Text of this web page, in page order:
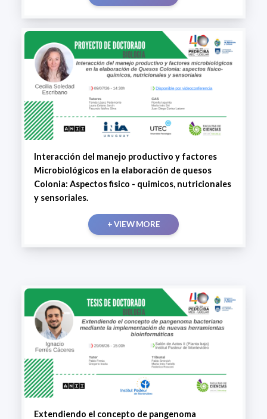
Interacción del manejo productivo y factores
Microbiológicos en la elaboración de quesos
Colonia: Aspectos fisico - quimicos, nutricionales
y sensoriales.
+ VIEW MORE
Extendiendo el concepto de pangenoma